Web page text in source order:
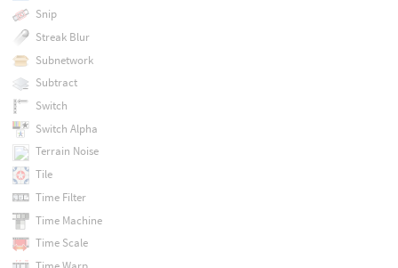
Snip
Streak Blur
Subnetwork
Subtract
Switch
Switch Alpha
Terrain Noise
Tile
Time Filter
Time Machine
Time Scale